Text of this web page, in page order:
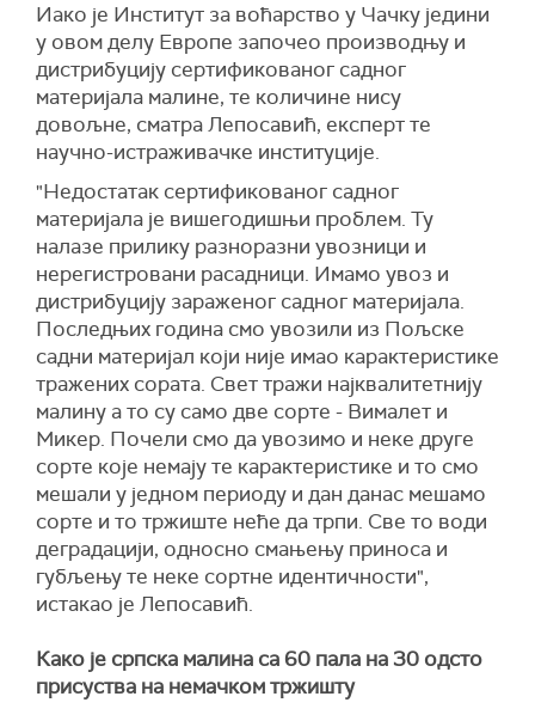
Иако је Институт за воћарство у Чачку једини
у овом делу Европе започео производњу и
дистрибуцију сертификованог садног
материјала малине, те количине нису
довољне, сматра Лепосавић, експерт те
научно-истраживачке институције.
"Недостатак сертификованог садног
материјала је вишегодишњи проблем. Ту
налазе прилику разноразни увозници и
нерегистровани расадници. Имамо увоз и
дистрибуцију зараженог садног материјала.
Последњих година смо увозили из Пољске
садни материјал који није имао карактеристике
тражених сората. Свет тражи најквалитетнију
малину а то су само две сорте - Вималет и
Микер. Почели смо да увозимо и неке друге
сорте које немају те карактеристике и то смо
мешали у једном периоду и дан данас мешамо
сорте и то тржиште неће да трпи. Све то води
деградацији, односно смањењу приноса и
губљењу те неке сортне идентичности",
истакао је Лепосавић.
Како је српска малина са 60 пала на 30 одсто
присуства на немачком тржишту